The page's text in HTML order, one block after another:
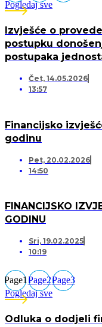
Pogledaj sve
Izvješće o
postupku
postupaka
Čet, 14.05.2026
13:57
Financijsko
godinu
Pet, 20.02.2026
14:50
FINANCIJSKO
GODINU
Sri, 19.02.2025
10:19
Page1Page2Page3
Pogledaj sve
Odluka o dodjeli